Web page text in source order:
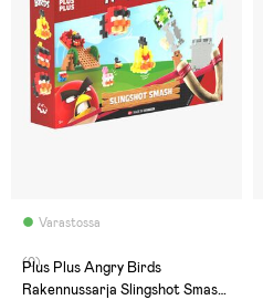
Varastossa
(0)
Plus Plus Angry Birds
Rakennussarja Slingshot Smash